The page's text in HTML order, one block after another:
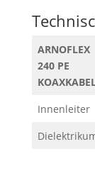
ARNOFLEX
240 PE
Innenleiter